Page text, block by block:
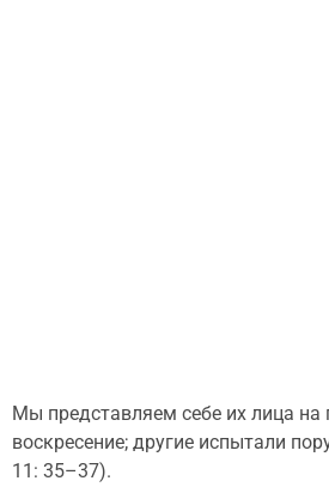
Мы представляем себе их лица
воскресение; другие испытали
11: 35–37).